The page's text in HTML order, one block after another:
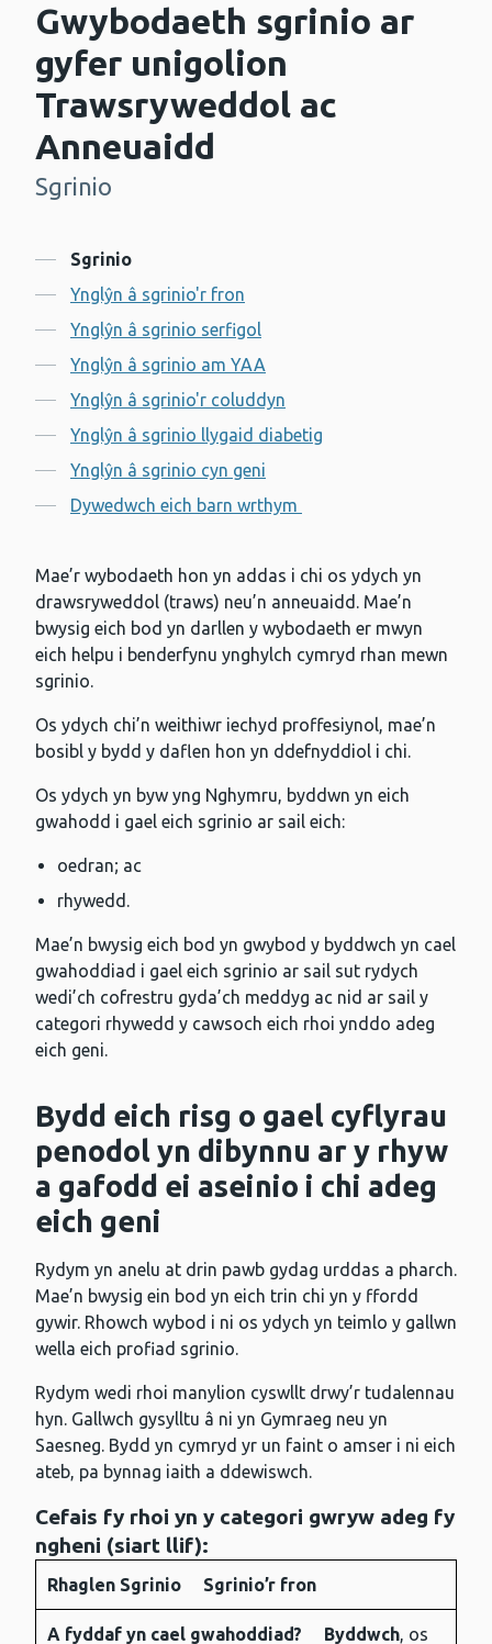
Gwybodaeth sgrinio ar
gyfer unigolion
Trawsryweddol ac
Anneuaidd
-
Sgrinio
Cynnwys
Sgrinio
Ynglŷn â sgrinio'r fron
Ynglŷn â sgrinio serfigol
Ynglŷn â sgrinio am YAA
Ynglŷn â sgrinio'r coluddyn
Ynglŷn â sgrinio llygaid diabetig
Ynglŷn â sgrinio cyn geni
Dywedwch eich barn wrthym
Mae’r wybodaeth hon yn addas i chi os ydych yn
drawsryweddol (traws) neu’n anneuaidd. Mae’n
bwysig eich bod yn darllen y wybodaeth er mwyn
eich helpu i benderfynu ynghylch cymryd rhan mewn
sgrinio.
Os ydych chi’n weithiwr iechyd proffesiynol, mae’n
bosibl y bydd y daflen hon yn ddefnyddiol i chi.
Os ydych yn byw yng Nghymru, byddwn yn eich
gwahodd i gael eich sgrinio ar sail eich:
oedran; ac
rhywedd.
Mae’n bwysig eich bod yn gwybod y byddwch yn cael
gwahoddiad i gael eich sgrinio ar sail sut rydych
wedi’ch cofrestru gyda’ch meddyg ac nid ar sail y
categori rhywedd y cawsoch eich rhoi ynddo adeg
eich geni.
Bydd eich risg o gael cyflyrau
penodol yn dibynnu ar y rhyw
a gafodd ei aseinio i chi adeg
eich geni
Rydym yn anelu at drin pawb gydag urddas a pharch.
Mae’n bwysig ein bod yn eich trin chi yn y ffordd
gywir. Rhowch wybod i ni os ydych yn teimlo y gallwn
wella eich profiad sgrinio.
Rydym wedi rhoi manylion cyswllt drwy’r tudalennau
hyn. Gallwch gysylltu â ni yn Gymraeg neu yn
Saesneg. Bydd yn cymryd yr un faint o amser i ni eich
ateb, pa bynnag iaith a ddewiswch.
Cefais fy rhoi yn y categori gwryw adeg fy
ngheni (siart llif):
Rhaglen
Sgrinio
A fyddaf yn
cael
A oes
angen i
Rhaglen Sgrinio Sgrinio’r fron
A fyddaf yn cael gwahoddiad? Byddwch, os